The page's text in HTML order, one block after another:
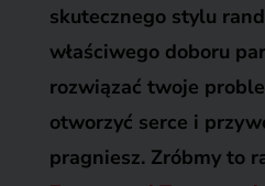
skutecznego stylu
właściwego doboru
rozwiązać twoje
otworzyć serce i
pragniesz. Zróbmy to